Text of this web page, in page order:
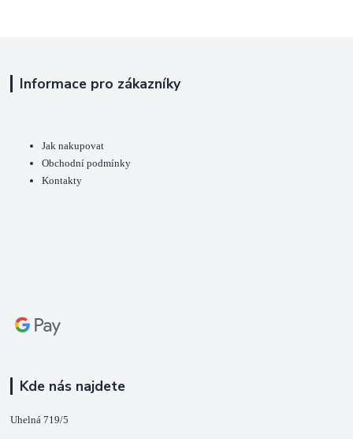
Informace pro zákazníky
Jak nakupovat
Obchodní podmínky
Kontakty
Kde nás najdete
Uhelná 719/5